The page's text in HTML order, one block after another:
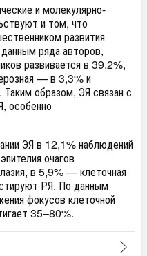
и молекулярно-
и том, что
развития
ряда авторов,
развивается в 39,2%,
— в 3,3% и
образом, ЭЯ связан с
особенно
ЭЯ в 12,1% наблюдений
очагов
в 5,9% — клеточная
РЯ. По данным
фокусов клеточной
35–80%.